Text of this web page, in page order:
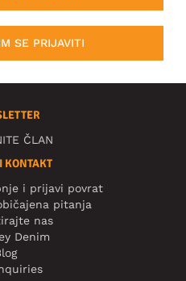
SE PRIJAVITI
ČLAN
KONTAKT
i prijavi povrat
pitanja
nas
Denim